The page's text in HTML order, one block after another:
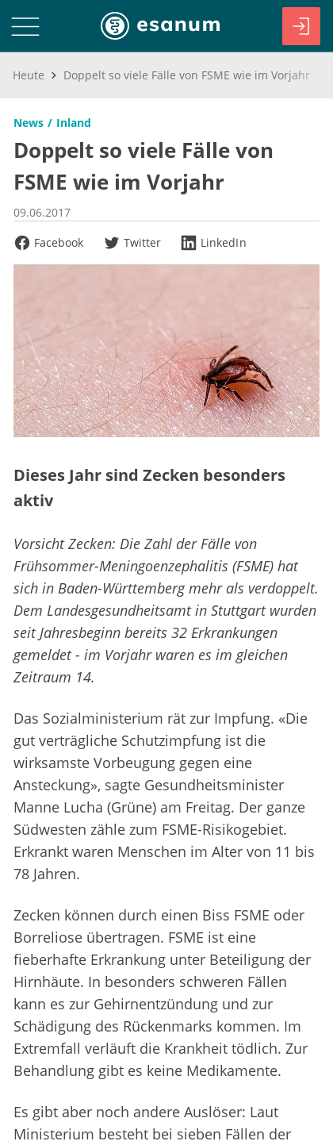
Heute Doppelt so viele Fälle von FSME wie im Vorjahr
News Inland
Doppelt so viele Fälle von
FSME wie im Vorjahr
09.06.2017
Facebook
Twitter LinkedIn
Dieses Jahr sind Zecken besonders
aktiv
Vorsicht Zecken: Die Zahl der Fälle von
Frühsommer-Meningoenzephalitis (FSME) hat
sich in Baden-Württemberg mehr als verdoppelt.
Dem Landesgesundheitsamt in Stuttgart wurden
seit Jahresbeginn bereits 32 Erkrankungen
gemeldet - im Vorjahr waren es im gleichen
Zeitraum 14.
Das Sozialministerium rät zur Impfung. «Die
gut verträgliche Schutzimpfung ist die
wirksamste Vorbeugung gegen eine
Ansteckung», sagte Gesundheitsminister
Manne Lucha (Grüne) am Freitag. Der ganze
Südwesten zähle zum FSME-Risikogebiet.
Erkrankt waren Menschen im Alter von 11 bis
78 Jahren.
Zecken können durch einen Biss FSME oder
Borreliose übertragen. FSME ist eine
fieberhafte Erkrankung unter Beteiligung der
Hirnhäute. In besonders schweren Fällen
kann es zur Gehirnentzündung und zur
Schädigung des Rückenmarks kommen. Im
Extremfall verläuft die Krankheit tödlich. Zur
Behandlung gibt es keine Medikamente.
Es gibt aber noch andere Auslöser: Laut
Ministerium besteht bei sieben Fällen der